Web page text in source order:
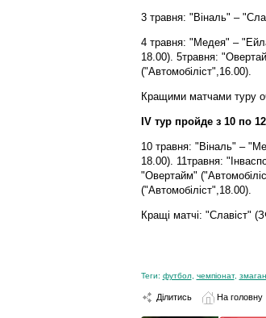
3 травня: "Віналь" –
4 травня: "Медея" –
18.00). 5травня:
("Автомобіліст",16.00).
Кращими матчами туру
IV тур пройде з 10 по
10 травня: "Віналь" –
18.00). 11травня:
"Овертайм"
("Автомобіліст",18.00).
Кращі матчі: "Славіст"
Теги: футбол, чемпіонат,
Ділитись На головну